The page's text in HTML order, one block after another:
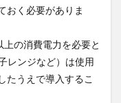
おく必要がありま
の消費電力を必要と
レンジなど）は使用
たうえで導入するこ